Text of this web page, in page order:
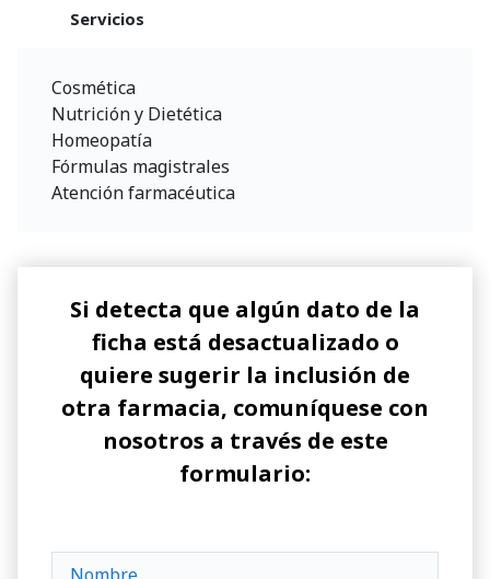
Servicios
Cosmética
Nutrición y Dietética
Homeopatía
Fórmulas magistrales
Atención farmacéutica
Si detecta que algún dato de la
ficha está desactualizado o
quiere sugerir la inclusión de
otra farmacia, comuníquese con
nosotros a través de este
formulario: